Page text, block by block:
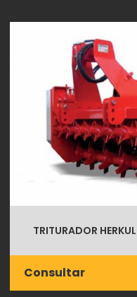
TRITURADOR
Consultar